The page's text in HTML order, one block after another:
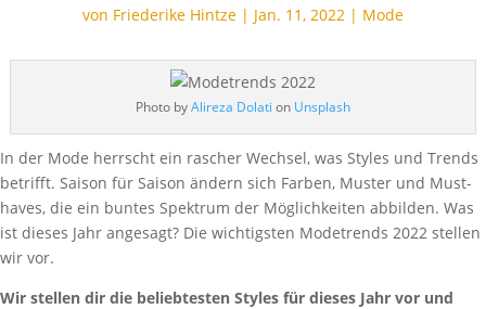
von Friederike Hintze | Jan. 11, 2022 | Mode
Photo byAlireza Dolati on Unsplash
In der Mode herrscht ein rascher Wechsel, was Styles und Trends
betrifft. Saison für Saison ändern sich Farben, Muster und Must-
haves, die ein buntes Spektrum der Möglichkeiten abbilden. Was
ist dieses Jahr angesagt? Die wichtigsten Modetrends 2022 stellen
wir vor.
Wir stellen dir die beliebtesten Styles für dieses Jahr vor und